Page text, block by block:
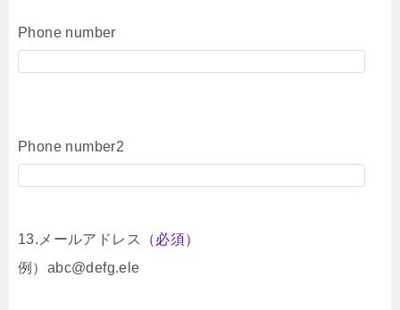
Phone number
Phone number2
13.メールアドレス
（必須）
例）abc@defg.ele